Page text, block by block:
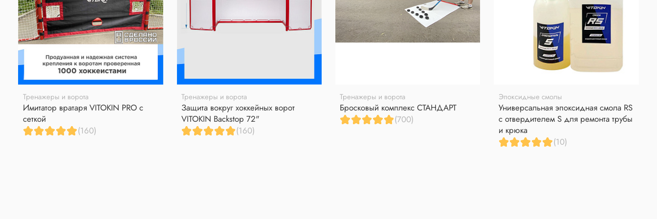
Тренажеры и ворота
Имитатор вратаря VITOKIN PRO с
сеткой
(160)
Тренажеры и ворота
Защита вокруг хоккейных ворот
VITOKIN Backstop 72"
(160)
Тренажеры и ворота
Бросковый комплекс СТАНДАРТ
(700)
Эпоксидные смолы
Универсальная эпоксидная смола RS
с отвердителем S для ремонта трубы
и крюка
(10)